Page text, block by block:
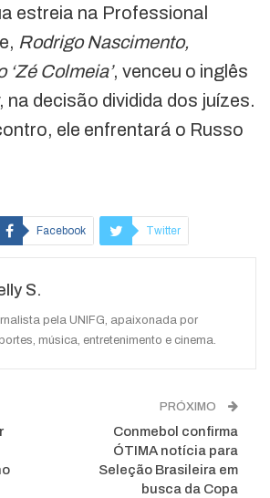
estreia na Professional
Rodrigo Nascimento,
‘Zé Colmeia’, venceu o inglês
na decisão dividida dos juízes.
ele enfrentará o Russo
Facebook Twitter
S.
pela UNIFG, apaixonada por
música, entretenimento e cinema.
PRÓXIMO
Conmebol confirma
ÓTIMA notícia para
Seleção Brasileira em
busca da Copa